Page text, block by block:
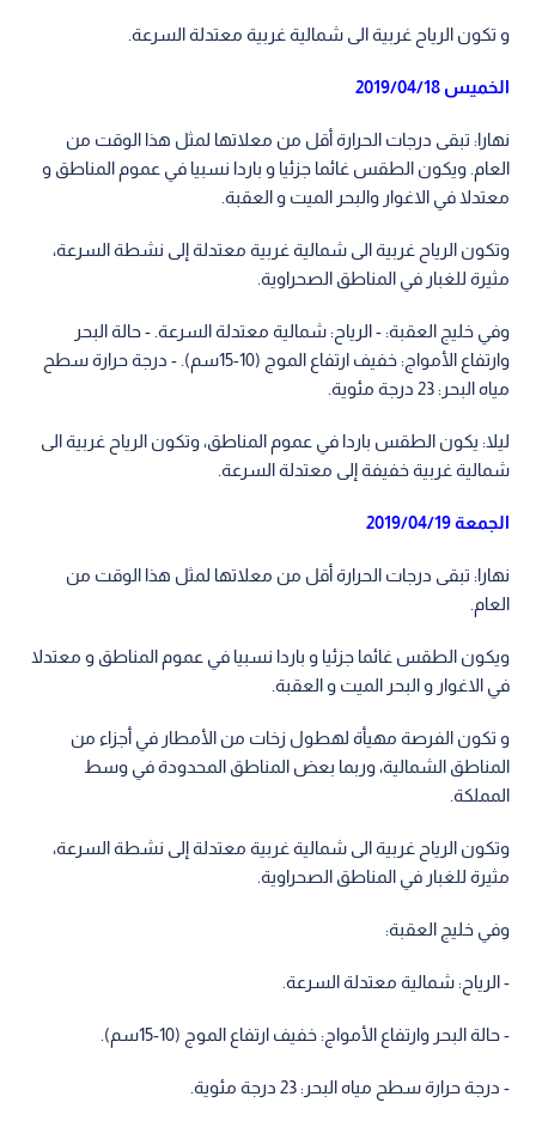
و تكون الرياح غربية الى شمالية غربية معتدلة السرعة.
الخميس 2019/04/18
نهارا: تبقى درجات الحرارة أقل من معلاتها لمثل هذا الوقت من
العام. ويكون الطقس غائما جزئيا و باردا نسبيا في عموم المناطق و
معتدلا في الاغوار والبحر الميت و العقبة.
وتكون الرياح غربية الى شمالية غربية معتدلة إلى نشطة السرعة،
مثيرة للغبار في المناطق الصحراوية.
وفي خليج العقبة: - الرياح: شمالية معتدلة السرعة. - حالة البحر
وارتفاع الأمواج: خفيف ارتفاع الموج (10-15سم). - درجة حرارة سطح
مياه البحر: 23 درجة مئوية.
ليلا: يكون الطقس باردا في عموم المناطق، وتكون الرياح غربية الى
شمالية غربية خفيفة إلى معتدلة السرعة.
الجمعة 2019/04/19
نهارا: تبقى درجات الحرارة أقل من معلاتها لمثل هذا الوقت من
العام.
ويكون الطقس غائما جزئيا و باردا نسبيا في عموم المناطق و معتدلا
في الاغوار و البحر الميت و العقبة.
و تكون الفرصة مهيأة لهطول زخات من الأمطار في أجزاء من
المناطق الشمالية، وربما بعض المناطق المحدودة في وسط
المملكة.
وتكون الرياح غربية الى شمالية غربية معتدلة إلى نشطة السرعة،
مثيرة للغبار في المناطق الصحراوية.
وفي خليج العقبة:
- الرياح: شمالية معتدلة السرعة.
- حالة البحر وارتفاع الأمواج: خفيف ارتفاع الموج (10-15سم).
- درجة حرارة سطح مياه البحر: 23 درجة مئوية.